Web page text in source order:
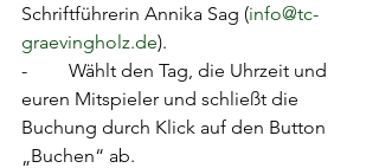
Schriftführerin Annika Sag (info@tc-
graevingholz.de).
-	Wählt den Tag, die Uhrzeit und
euren Mitspieler und schließt die
Buchung durch Klick auf den Button
„Buchen“ ab.